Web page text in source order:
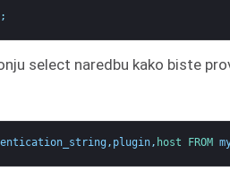
;
select naredbu kako biste
, plugin, host FROM